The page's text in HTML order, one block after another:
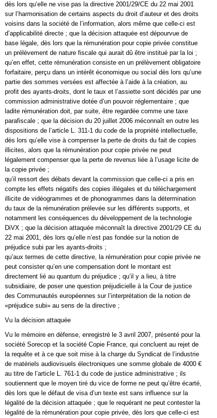
dès lors qu’elle ne vise pas la directive 2001/29/CE du 22 mai 2001
sur l’harmonisation de certains aspects du droit d’auteur et des droits
voisins dans la société de l’information, alors même que celle-ci est
d’applicabilité directe ; que la décision attaquée est dépourvue de
base légale, dès lors que la rémunération pour copie privée constitue
un prélèvement de nature fiscale qui aurait dû être institué par la loi ;
qu’en effet, cette rémunération consiste en un prélèvement obligatoire
forfaitaire, perçu dans un intérêt économique ou social dès lors qu’une
partie des sommes versées est affectée à l’aide à la création, au
profit des ayants-droits, dont le taux et l’assiette sont décidés par une
commission administrative dotée d’un pouvoir réglementaire ; que
ladite rémunération doit, par suite, être regardée comme une taxe
parafiscale ; que la décision du 20 juillet 2006 méconnaît en outre les
dispositions de l’article L. 311-1 du code de la propriété intellectuelle,
dès lors qu’elle vise à compenser la perte de droits du fait de copies
illicites, alors que la rémunération pour copie privée ne peut
légalement compenser que la perte de revenus liée à l’usage licite de
la copie privée ;
qu’il ressort des débats devant la commission que celle-ci a pris en
compte les effets négatifs des copies illégales et du téléchargement
illicite de vidéogrammes et de phonogrammes dans la détermination
du taux de la rémunération prélevée sur les différents supports, et
notamment les conséquences du développement de la technologie
DiVX ; que la décision attaquée méconnaît la directive 2001/29 CE du
22 mai 2001, dès lors qu’elle n’est pas fondée sur la notion de
préjudice subi par les ayants-droits ;
qu’aux termes de cette directive, la rémunération pour copie privée ne
peut consister qu’en une compensation dont le montant est
directement lié au quantum du préjudice ; qu’il y a lieu, à titre
subsidiaire, de poser une question préjudicielle à la Cour de justice
des Communautés européennes sur l’interprétation de la notion de
«préjudice subi» au sens de la directive ;
Vu la décision attaquée
Vu le mémoire en défense, enregistré le 3 avril 2007, présenté pour la
société Sorecop et la société Copie France, qui concluent au rejet de
la requête et à ce que soit mise à la charge du Syndicat de l’industrie
de matériels audiovisuels électroniques une somme globale de 4000 €
au titre de l’article L. 761-1 du code de justice administrative ; ils
soutiennent que le moyen tiré du vice de forme ne peut qu’être écarté,
dès lors que le défaut de visa d’un texte est sans influence sur la
légalité de la décision attaquée ; que le requérant ne peut contester la
légalité de la rémunération pour copie privée, dès lors que celle-ci est